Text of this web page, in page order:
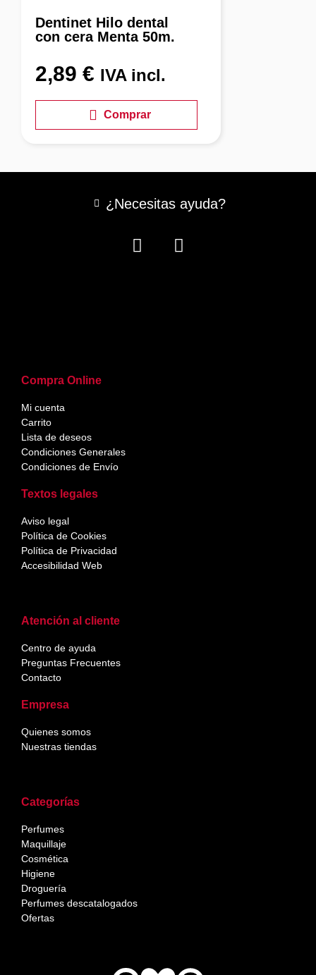
Dentinet Hilo dental
con cera Menta 50m.
2,89 € IVA incl.
Comprar
Categorías
Perfumes
Maquillaje
Cosmética
Higiene
Droguería
Perfumes descatalogados
Ofertas
Atención al cliente
Centro de ayuda
Preguntas Frecuentes
Contacto
Empresa
Quienes somos
Nuestras tiendas
Compra Online
Mi cuenta
Carrito
Lista de deseos
Condiciones Generales
Condiciones de Envío
Textos legales
Aviso legal
Política de Cookies
Política de Privacidad
Accesibilidad Web
¿Necesitas ayuda?